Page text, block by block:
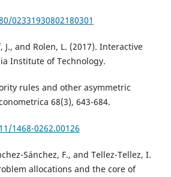
02331930802180301
and Rolen, L. (2017). Interactive
Institute of Technology.
rules and other asymmetric
68(3), 643-684.
1468-0262.00126
Sánchez, F., and Tellez-Tellez, I.
allocations and the core of